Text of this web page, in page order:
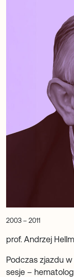
2003 – 2011
prof. Andrzej
Podczas zjazdu
sesje –